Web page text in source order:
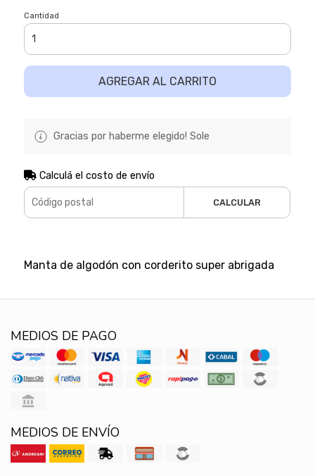
Cantidad
AGREGAR AL CARRITO
Gracias por haberme elegido! Sole
Calculá el costo de envío
CALCULAR
Manta de algodón con corderito super abrigada
MEDIOS DE PAGO
MEDIOS DE ENVÍO